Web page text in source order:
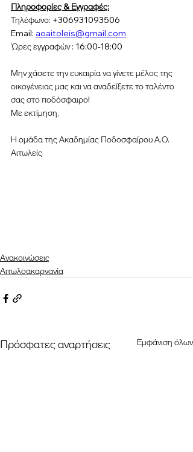
Πληροφορίες & Εγγραφές:
Τηλέφωνο: +306931093506
Email: aoaitoleis@gmail.com
Ώρες εγγραφών : 16:00-18:00
Μην χάσετε την ευκαιρία να γίνετε μέλος της
οικογένειας μας και να αναδείξετε το ταλέντο
σας στο ποδόσφαιρο!
Με εκτίμηση,
Η ομάδα της Ακαδημίας Ποδοσφαίρου Α.Ο.
Αιτωλείς
Ανακοινώσεις
Αιτωλοακαρνανία
Πρόσφατες αναρτήσεις Εμφάνιση όλων